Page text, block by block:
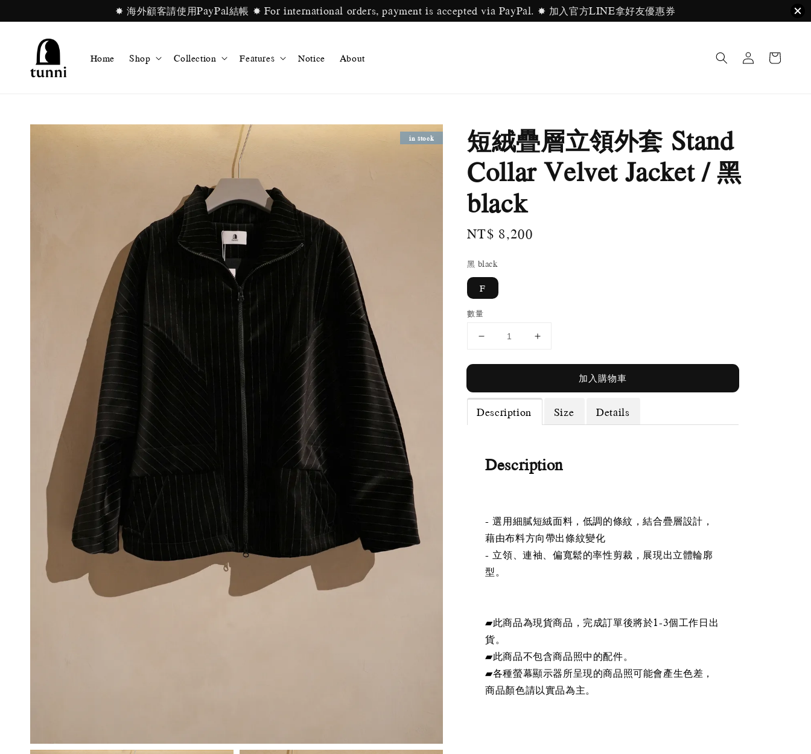
✸ 海外顧客請使用PayPal結帳 ✸ For international orders, payment is accepted via PayPal. ✸ 加入官方LINE拿好友優惠券
Home Shop Collection Features Notice About
in stock
短絨疊層立領外套 Stand
Collar Velvet Jacket / 黑
black
Regular
NT$ 8,200
黑 black
F
數量
加入購物車
Description Size Details
Description
- 選用細膩短絨面料，低調的條紋，結合疊層設計，
藉由布料方向帶出條紋變化
- 立領、連袖、偏寬鬆的率性剪裁，展現出立體輪廓
型。
▰此商品為現貨商品，完成訂單後將於1-3個工作日出
貨。
▰此商品不包含商品照中的配件。
▰各種螢幕顯示器所呈現的商品照可能會產生色差，
商品顏色請以實品為主。